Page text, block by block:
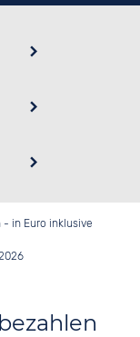
in Euro inklusive